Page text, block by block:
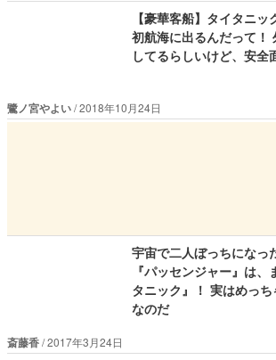
【豪華客船】タイタニ
初航海に出るんだって！
してるらしいけど、安全
鷺ノ宮やよい 2018年10月24日
宇宙で二人ぼっちになっ
『パッセンジャー』は
タニック』！ 実はめっ
なのだ
斎藤香 2017年3月24日